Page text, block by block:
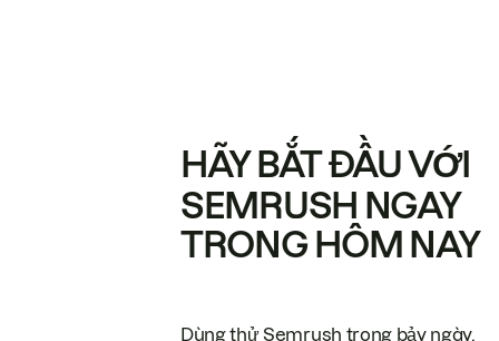
HÃY BẮT ĐẦU VỚI
SEMRUSH NGAY
TRONG HÔM NAY
Dùng thử Semrush trong bảy ngày.